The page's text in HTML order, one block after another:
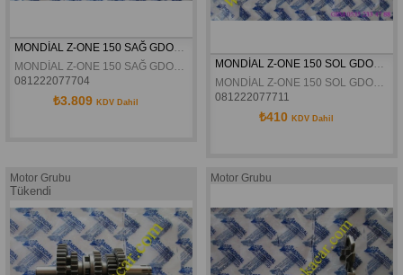
MONDİAL Z-ONE 150 SAĞ GDON ORJİNAL
MONDİAL Z-ONE 150 SAĞ GDON ORJİNAL
081222077704
₺3.809 KDV Dahil
MONDİAL Z-ONE 150 SOL GDON ORJİNAL
MONDİAL Z-ONE 150 SOL GDON ORJİNAL
081222077711
₺410 KDV Dahil
Motor Grubu
Tükendi
Motor Grubu